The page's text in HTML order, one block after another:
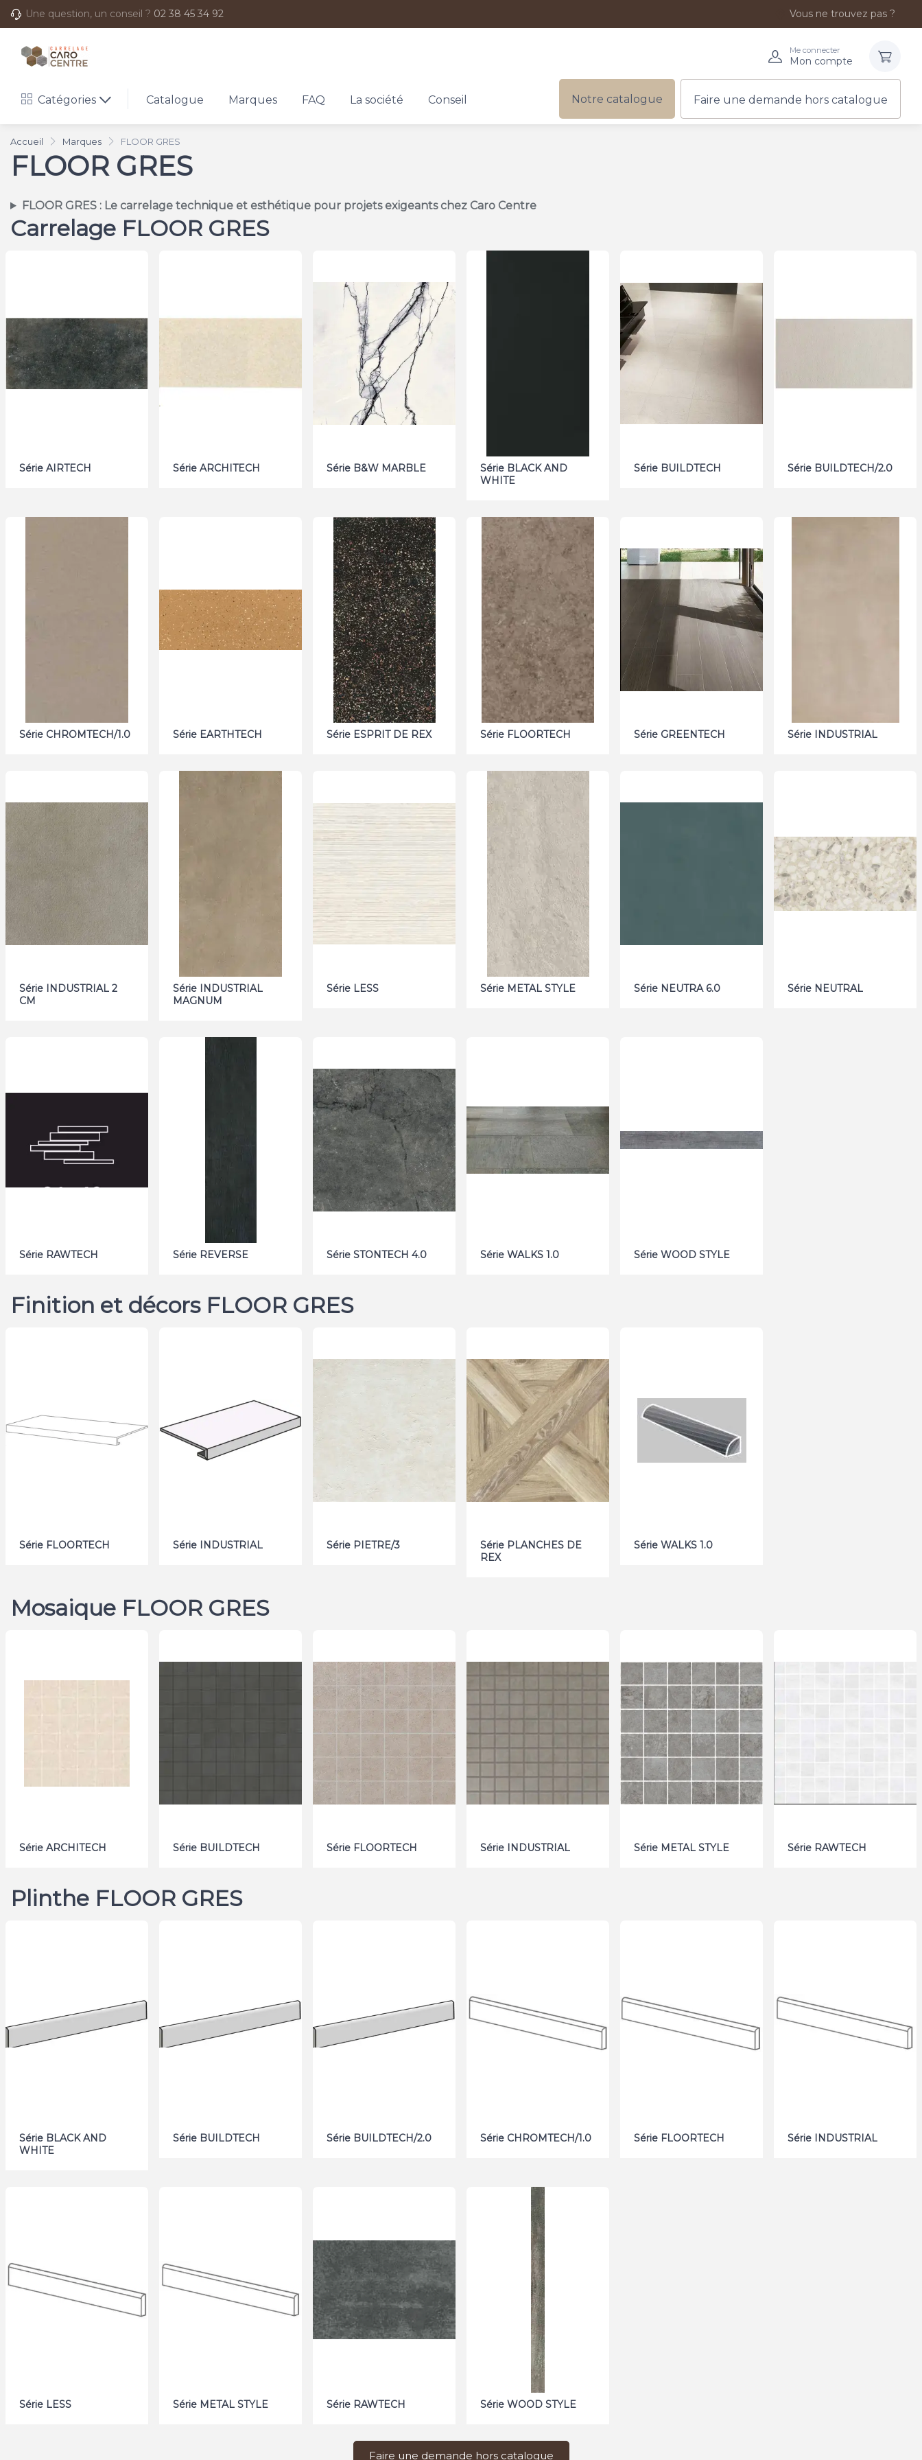
Une question, un conseil ? 02 38 45 34 92 Vous ne trouvez pas ?
Me connecter
Mon compte
Catégories Catalogue Marques FAQ La société Conseil Notre catalogue Faire une demande hors catalogue
Accueil Marques FLOOR GRES
FLOOR GRES
FLOOR GRES : Le carrelage technique et esthétique pour projets exigeants chez Caro Centre
Carrelage FLOOR GRES
Série AIRTECH Série ARCHITECH Série B&W MARBLE
Série BLACK AND
WHITE
Série BUILDTECH Série BUILDTECH/2.0
Série CHROMTECH/1.0 Série EARTHTECH Série ESPRIT DE REX Série FLOORTECH Série GREENTECH Série INDUSTRIAL
Série INDUSTRIAL 2
CM
Série INDUSTRIAL
MAGNUM
Série LESS Série METAL STYLE Série NEUTRA 6.0 Série NEUTRAL
Série RAWTECH Série REVERSE Série STONTECH 4.0 Série WALKS 1.0 Série WOOD STYLE
Finition et décors FLOOR GRES
Série FLOORTECH Série INDUSTRIAL Série PIETRE/3
Série PLANCHES DE
REX
Série WALKS 1.0
Mosaique FLOOR GRES
Série ARCHITECH Série BUILDTECH Série FLOORTECH Série INDUSTRIAL Série METAL STYLE Série RAWTECH
Plinthe FLOOR GRES
Série BLACK AND
WHITE
Série BUILDTECH Série BUILDTECH/2.0 Série CHROMTECH/1.0 Série FLOORTECH Série INDUSTRIAL
Série LESS Série METAL STYLE Série RAWTECH Série WOOD STYLE
Faire une demande hors catalogue